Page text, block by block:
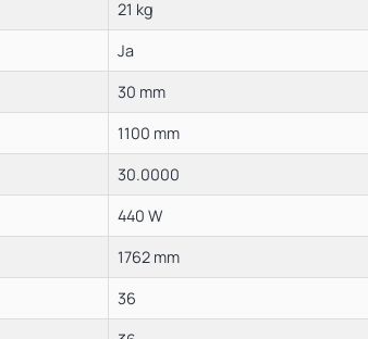
21 kg
Ja
30 mm
1100 mm
30.0000
440 W
1762 mm
36